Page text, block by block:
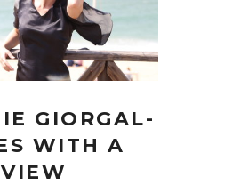
GIORGAL-
WITH A
VIEW